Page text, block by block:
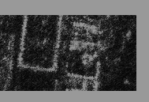
AGENDA